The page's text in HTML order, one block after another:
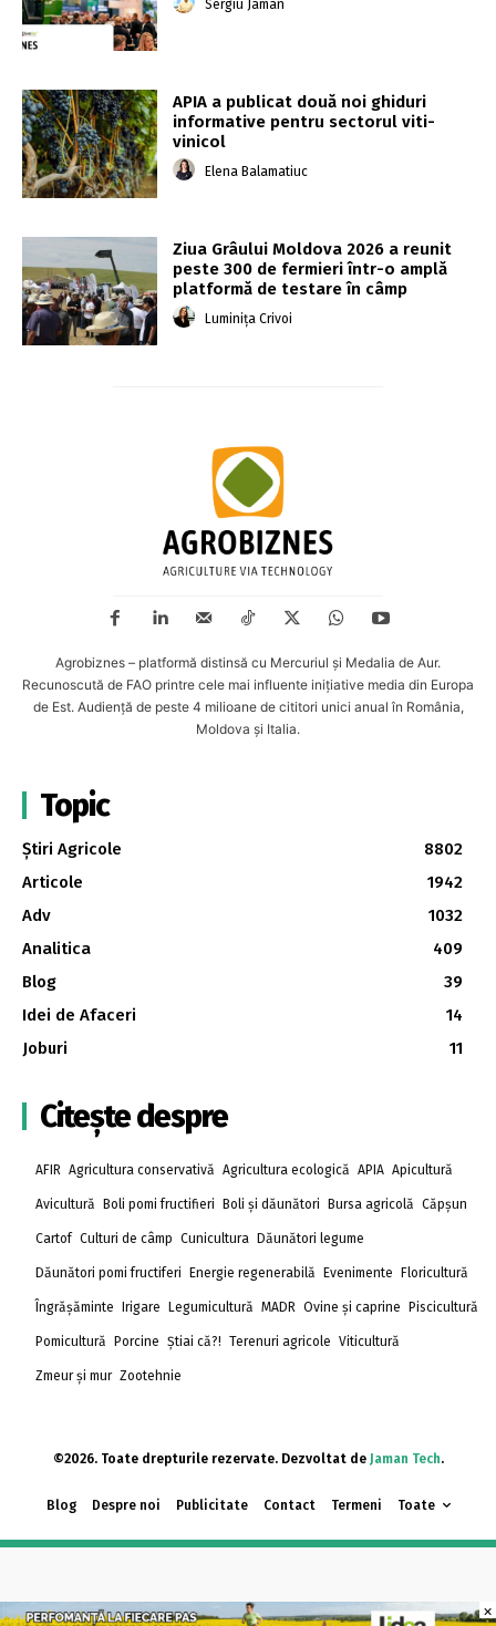
Sergiu Jaman
APIA a publicat două noi ghiduri
informative pentru sectorul viti-
vinicol
Elena Balamatiuc
Ziua Grâului Moldova 2026 a reunit
peste 300 de fermieri într-o amplă
platformă de testare în câmp
Luminița Crivoi
Agrobiznes – platformă distinsă cu Mercuriul și Medalia de Aur.
Recunoscută de FAO printre cele mai influente inițiative media din Europa
de Est. Audiență de peste 4 milioane de cititori unici anual în România,
Moldova și Italia.
Topic
Știri Agricole
8802
Articole
1942
Adv
1032
Analitica
409
Blog
39
Idei de Afaceri
14
Joburi
11
Citește despre
AFIR Agricultura conservativă Agricultura ecologică APIA Apicultură
Avicultură Boli pomi fructifieri Boli și dăunători Bursa agricolă Căpșun
Cartof Culturi de câmp Cunicultura Dăunători legume
Dăunători pomi fructiferi Energie regenerabilă Evenimente Floricultură
Îngrășăminte Irigare Legumicultură MADR Ovine și caprine Piscicultură
Pomicultură Porcine Știai că?! Terenuri agricole Viticultură
Zmeur și mur Zootehnie
©2026. Toate drepturile rezervate. Dezvoltat de Jaman Tech.
Blog Despre noi Publicitate Contact Termeni Toate
×
×